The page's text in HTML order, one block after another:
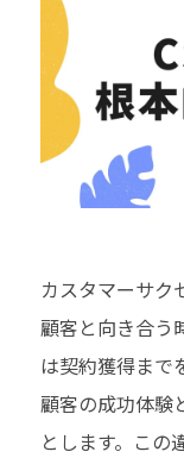
カスタマーサク
顧客と向き合う
は契約獲得まで
顧客の成功体験
とします。この